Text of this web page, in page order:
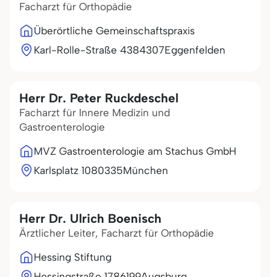
Facharzt für Orthopädie
Überörtliche Gemeinschaftspraxis
Karl-Rolle-Straße 4384307Eggenfelden
Herr Dr. Peter Ruckdeschel
Facharzt für Innere Medizin und
Gastroenterologie
MVZ Gastroenterologie am Stachus GmbH
Karlsplatz 1080335München
Herr Dr. Ulrich Boenisch
Ärztlicher Leiter, Facharzt für Orthopädie
Hessing Stiftung